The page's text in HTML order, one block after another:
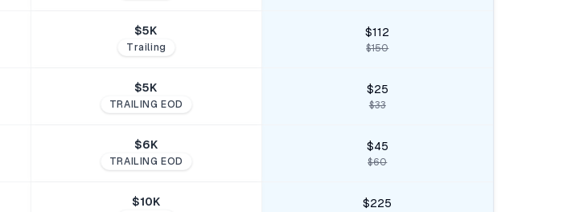
$5K
Trailing
$112
$150
$5K
TRAILING EOD
$25
$33
$6K
TRAILING EOD
$45
$60
$10K $225